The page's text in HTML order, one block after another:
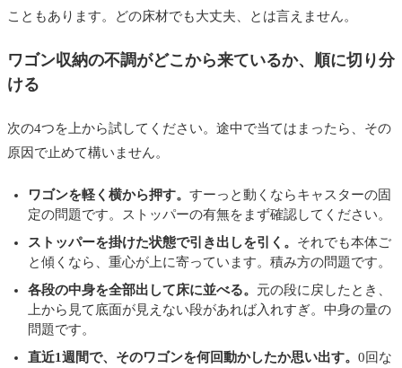
こともあります。どの床材でも大丈夫、とは言えません。
ワゴン収納の不調がどこから来ているか、順に切り分
ける
次の4つを上から試してください。途中で当てはまったら、その
原因で止めて構いません。
ワゴンを軽く横から押す。 すーっと動くならキャスターの固
定の問題です。ストッパーの有無をまず確認してください。
ストッパーを掛けた状態で引き出しを引く。 それでも本体ご
と傾くなら、重心が上に寄っています。積み方の問題です。
各段の中身を全部出して床に並べる。 元の段に戻したとき、
上から見て底面が見えない段があれば入れすぎ。中身の量の
問題です。
直近1週間で、そのワゴンを何回動かしたか思い出す。 0回な